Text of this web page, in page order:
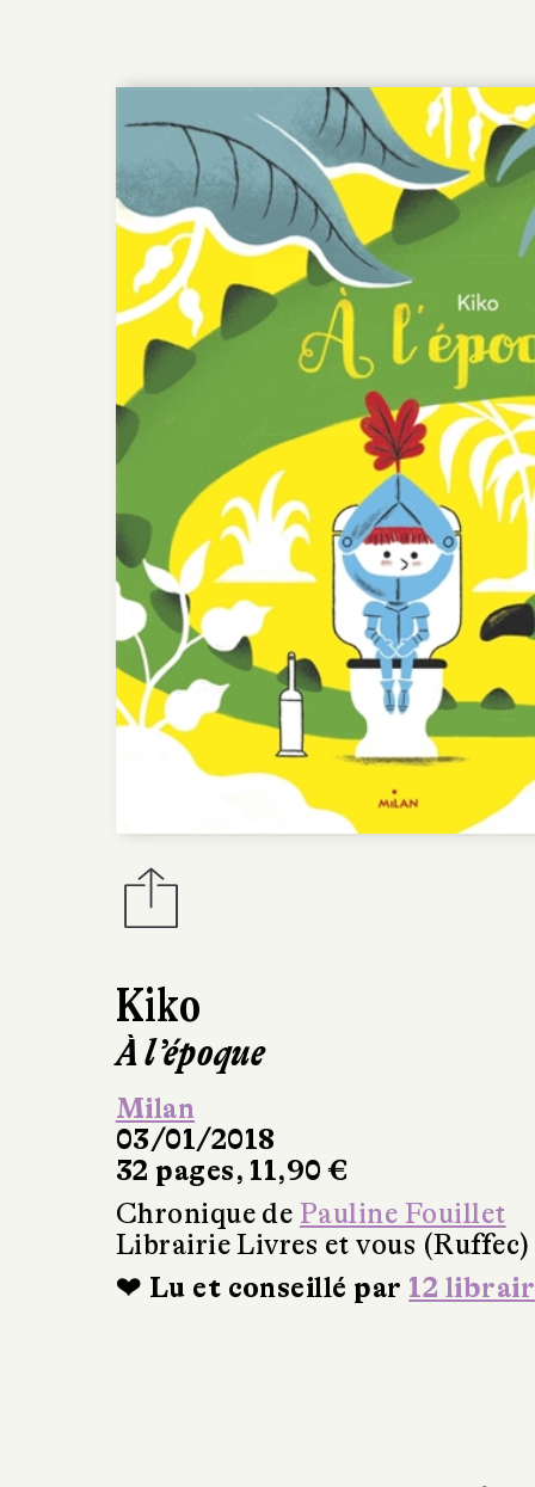
Kiko
À l’époque
Milan
03/01/2018
32 pages, 11,90 €
Chronique de Pauline Fouillet
Librairie Livres et vous (Ruffec)
❤ Lu et conseillé par 12